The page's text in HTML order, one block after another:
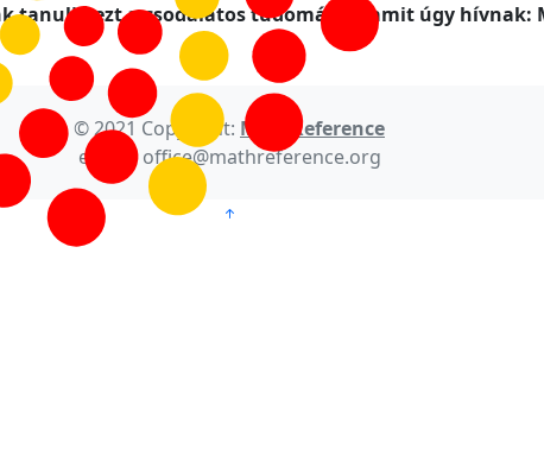
tanulja ezt a csodálatos tudományt, amit úgy hívnak:
© 2021 Copyright: MathReference
e-mail: office@mathreference.org